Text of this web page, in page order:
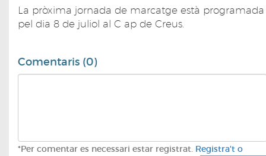
La pròxima jornada de marcatge està programada
pel dia 8 de juliol al C ap de Creus.
Comentaris (0)
*Per comentar es necessari estar registrat. Registra't o